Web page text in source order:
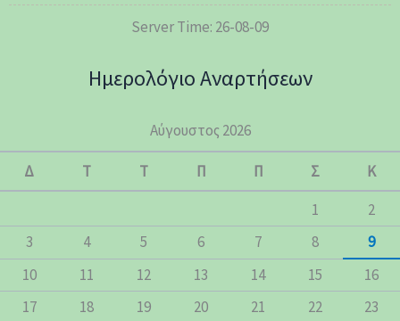
Server Time: 26-08-09
Ημερολόγιο Αναρτήσεων
Αύγουστος 2026
Δ Τ Τ Π Π Σ
Κ
1
2
3
4 5 6 7 8
9
10
11 12 13 14 15
16
17
18 19 20 21 22
23